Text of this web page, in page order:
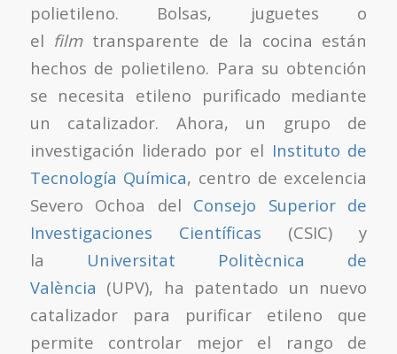
polietileno. Bolsas, juguetes o
el filmtransparente de la cocina están
hechos de polietileno. Para su obtención
se necesita etileno purificado mediante
un catalizador. Ahora, un grupo de
investigación liderado por el Instituto de
Tecnología Química, centro de excelencia
Severo Ochoa del Consejo Superior de
Investigaciones Científicas (CSIC) y
la Universitat Politècnica de
València (UPV), ha patentado un nuevo
catalizador para purificar etileno que
permite controlar mejor el rango de